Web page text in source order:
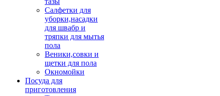
Салфетки для
уборки,насадки
для швабр и
тряпки для мытья
пола
Веники,совки и
щетки для пола
Окномойки
Посуда для
приготовления